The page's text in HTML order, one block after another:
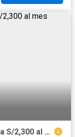
Casa en alquiler en Mariano Melgar a S/2,300 al mes